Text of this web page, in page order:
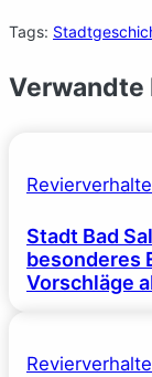
Tags:
Verwandte
Stadt Bad
besonderes
Vorschläge